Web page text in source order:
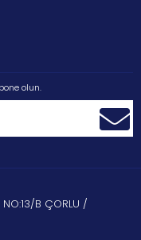
olun.
NO:13/B ÇORLU /